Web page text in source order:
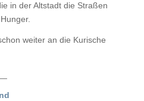
in der Altstadt die Straßen
weiter an die Kurische